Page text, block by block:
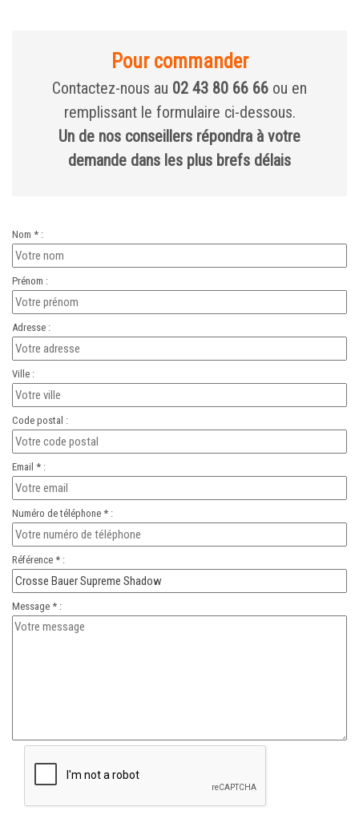
Pour commander
Contactez-nous au 02 43 80 66 66 ou en
remplissant le formulaire ci-dessous.
Un de nos conseillers répondra à votre
demande dans les plus brefs délais
Nom * :
Prénom :
Adresse :
Ville :
Code postal :
Email * :
Numéro de téléphone * :
Référence * :
Message * :